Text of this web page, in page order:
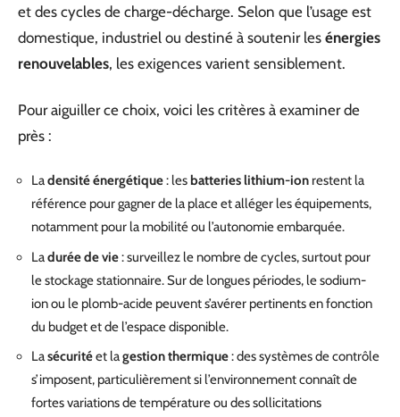
et des cycles de charge-décharge. Selon que l’usage est
domestique, industriel ou destiné à soutenir les énergies
renouvelables, les exigences varient sensiblement.
Pour aiguiller ce choix, voici les critères à examiner de
près :
Ladensité énergétique: les batteries lithium-ion restent la
référence pour gagner de la place et alléger les équipements,
notamment pour la mobilité ou l’autonomie embarquée.
Ladurée de vie: surveillez le nombre de cycles, surtout pour
le stockage stationnaire. Sur de longues périodes, le sodium-
ion ou le plomb-acide peuvent s’avérer pertinents en fonction
du budget et de l’espace disponible.
Lasécuritéet lagestion thermique: des systèmes de contrôle
s’imposent, particulièrement si l’environnement connaît de
fortes variations de température ou des sollicitations